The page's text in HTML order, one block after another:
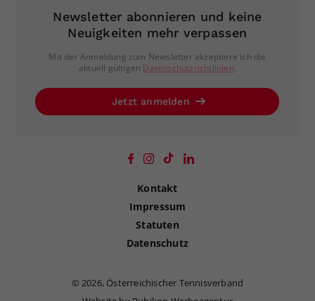
Newsletter abonnieren und keine
Neuigkeiten mehr verpassen
Mit der Anmeldung zum Newsletter akzeptiere ich die
aktuell gültigen Datenschutzrichtlinien.
Jetzt anmelden
Kontakt
Impressum
Statuten
Datenschutz
©2026, Österreichischer Tennisverband